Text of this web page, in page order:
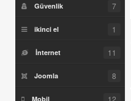
Güvenlik 7
ikinci el 1
İnternet 11
Joomla 8
Mobil 12